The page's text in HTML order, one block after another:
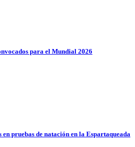
para el Mundial 2026
en pruebas de natación en la Espartaqueada